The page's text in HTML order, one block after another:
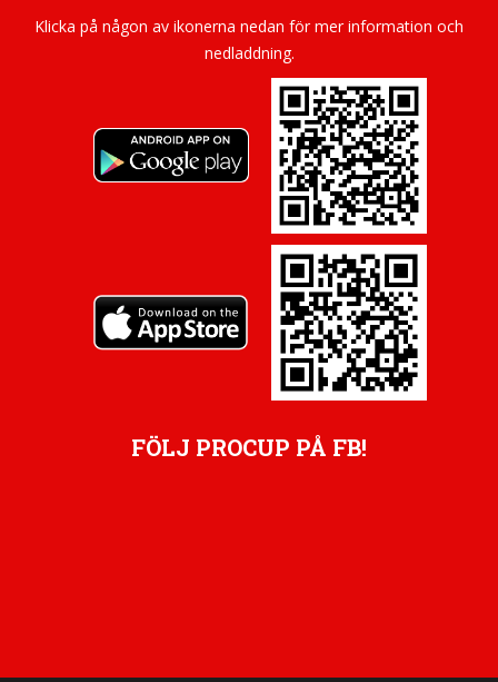
Klicka på någon av ikonerna nedan för mer information och
nedladdning.
FÖLJ PROCUP PÅ FB!